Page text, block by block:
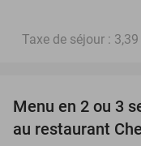
Taxe de séjour :
Menu en 2 ou 3
au restaurant